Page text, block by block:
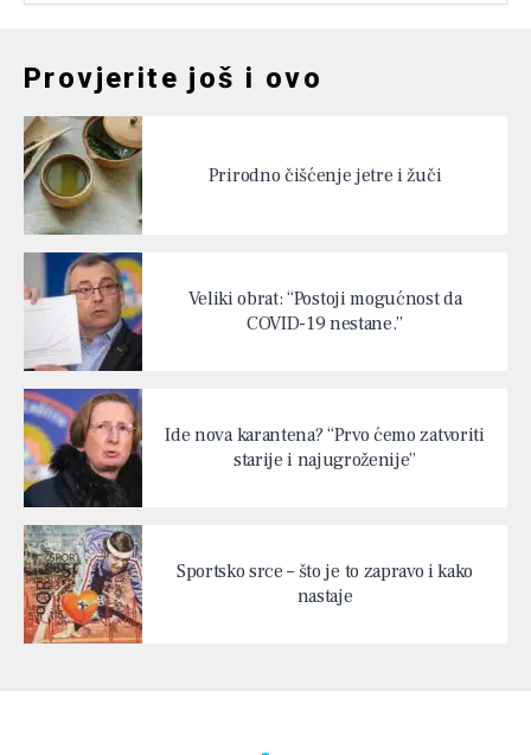
Provjerite još i ovo
Prirodno čišćenje jetre i žuči
Veliki obrat: “Postoji mogućnost da
COVID-19 nestane.”
Ide nova karantena? “Prvo ćemo zatvoriti
starije i najugroženije”
Sportsko srce – što je to zapravo i kako
nastaje